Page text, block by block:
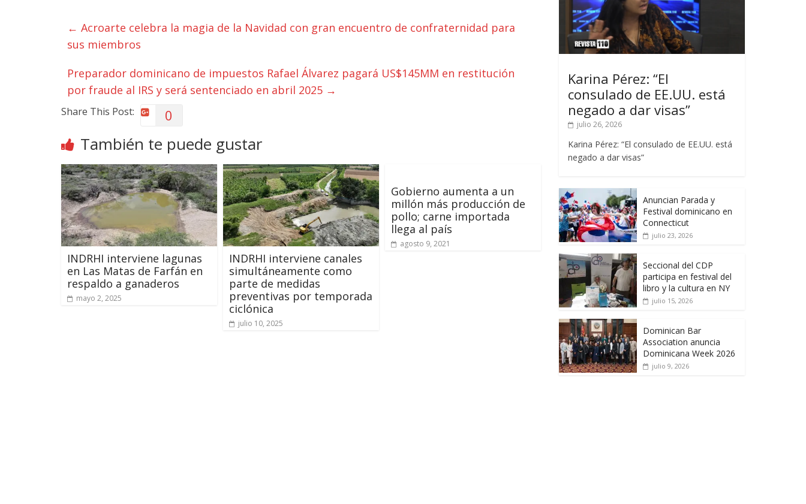
← Acroarte celebra la magia de la Navidad con gran encuentro de confraternidad para
sus miembros
Preparador dominicano de impuestos Rafael Álvarez pagará US$145MM en restitución
por fraude al IRS y será sentenciado en abril 2025 →
Share This Post: 0
También te puede gustar
INDRHI interviene lagunas
en Las Matas de Farfán en
respaldo a ganaderos
mayo 2, 2025
INDRHI interviene canales
simultáneamente como
parte de medidas
preventivas por temporada
ciclónica
julio 10, 2025
Gobierno aumenta a un
millón más producción de
pollo; carne importada
llega al país
agosto 9, 2021
Karina Pérez: “El
consulado de EE.UU. está
negado a dar visas”
julio 26, 2026
Karina Pérez: “El consulado de EE.UU. está
negado a dar visas”
Anuncian Parada y
Festival dominicano en
Connecticut
julio 23, 2026
Seccional del CDP
participa en festival del
libro y la cultura en NY
julio 15, 2026
Dominican Bar
Association anuncia
Dominicana Week 2026
julio 9, 2026